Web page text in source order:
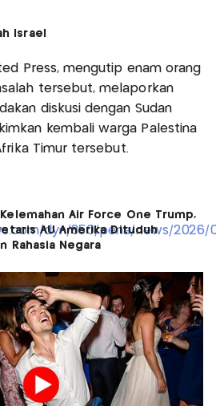
Israel
Press, mengutip enam orang
tersebut, melaporkan
diskusi dengan Sudan
kembali warga Palestina
Timur tersebut.
Air Force One Trump,
AU Amerika Dituduh
Rahasia Negara